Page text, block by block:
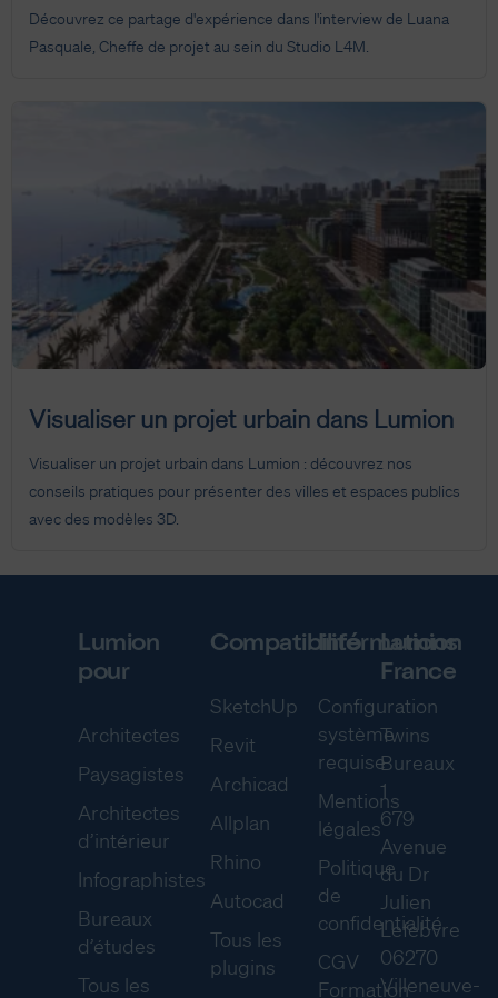
Découvrez ce partage d'expérience dans l'interview de Luana
Pasquale, Cheffe de projet au sein du Studio L4M.
Visualiser un projet urbain dans Lumion
Visualiser un projet urbain dans Lumion : découvrez nos
conseils pratiques pour présenter des villes et espaces publics
avec des modèles 3D.
Lumion
pour
Architectes
Paysagistes
Architectes
d’intérieur
Infographistes
Bureaux
d’études
Tous les
Compatibilité
SketchUp
Revit
Archicad
Allplan
Rhino
Autocad
Tous les
plugins
Informations
Configuration
système
requise
Mentions
légales
Politique
de
confidentialité
CGV
Formation
Lumion
France
Twins
Bureaux
1
679
Avenue
du Dr
Julien
Lefebvre
06270
Villeneuve-